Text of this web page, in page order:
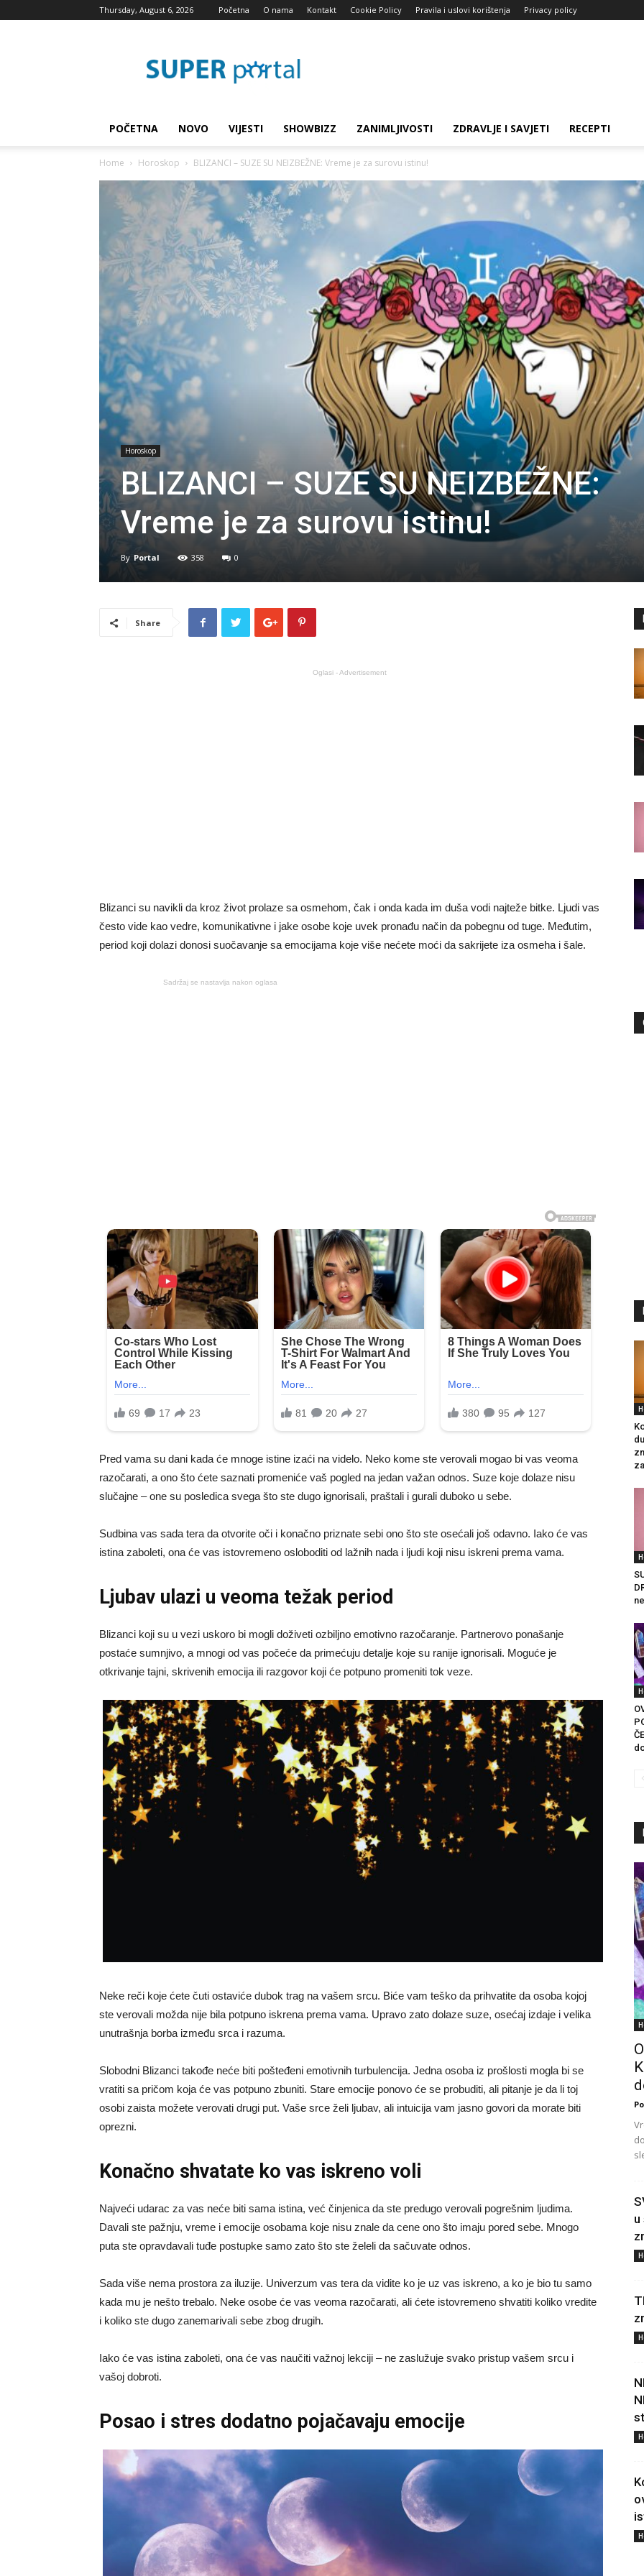
Thursday, August 6, 2026 Početna O nama Kontakt Cookie Policy Pravila i uslovi korištenja Privacy policy
blog
POČETNA NOVO VIJESTI SHOWBIZZ ZANIMLJIVOSTI ZDRAVLJE I SAVJETI RECEPTI
Home Horoskop BLIZANCI – SUZE SU NEIZBEŽNE: Vreme je za surovu istinu!
Horoskop
BLIZANCI – SUZE SU NEIZBEŽNE:
Vreme je za surovu istinu!
By Portal 358 0
Share
Oglasi - Advertisement
Blizanci su navikli da kroz život prolaze sa osmehom, čak i onda kada im duša vodi najteže bitke. Ljudi vas
često vide kao vedre, komunikativne i jake osobe koje uvek pronađu način da pobegnu od tuge. Međutim,
period koji dolazi donosi suočavanje sa emocijama koje više nećete moći da sakrijete iza osmeha i šale.
Sadržaj se nastavlja nakon oglasa
Pred vama su dani kada će mnoge istine izaći na videlo. Neko kome ste verovali mogao bi vas veoma
razočarati, a ono što ćete saznati promeniće vaš pogled na jedan važan odnos. Suze koje dolaze nisu
slučajne – one su posledica svega što ste dugo ignorisali, praštali i gurali duboko u sebe.
Sudbina vas sada tera da otvorite oči i konačno priznate sebi ono što ste osećali još odavno. Iako će vas
istina zaboleti, ona će vas istovremeno osloboditi od lažnih nada i ljudi koji nisu iskreni prema vama.
Ljubav ulazi u veoma težak period
Blizanci koji su u vezi uskoro bi mogli doživeti ozbiljno emotivno razočaranje. Partnerovo ponašanje
postaće sumnjivo, a mnogi od vas počeće da primećuju detalje koje su ranije ignorisali. Moguće je
otkrivanje tajni, skrivenih emocija ili razgovor koji će potpuno promeniti tok veze.
Neke reči koje ćete čuti ostaviće dubok trag na vašem srcu. Biće vam teško da prihvatite da osoba kojoj
ste verovali možda nije bila potpuno iskrena prema vama. Upravo zato dolaze suze, osećaj izdaje i velika
unutrašnja borba između srca i razuma.
Slobodni Blizanci takođe neće biti pošteđeni emotivnih turbulencija. Jedna osoba iz prošlosti mogla bi se
vratiti sa pričom koja će vas potpuno zbuniti. Stare emocije ponovo će se probuditi, ali pitanje je da li toj
osobi zaista možete verovati drugi put. Vaše srce želi ljubav, ali intuicija vam jasno govori da morate biti
oprezni.
Konačno shvatate ko vas iskreno voli
Najveći udarac za vas neće biti sama istina, već činjenica da ste predugo verovali pogrešnim ljudima.
Davali ste pažnju, vreme i emocije osobama koje nisu znale da cene ono što imaju pored sebe. Mnogo
puta ste opravdavali tuđe postupke samo zato što ste želeli da sačuvate odnos.
Sada više nema prostora za iluzije. Univerzum vas tera da vidite ko je uz vas iskreno, a ko je bio tu samo
kada mu je nešto trebalo. Neke osobe će vas veoma razočarati, ali ćete istovremeno shvatiti koliko vredite
i koliko ste dugo zanemarivali sebe zbog drugih.
Iako će vas istina zaboleti, ona će vas naučiti važnoj lekciji – ne zaslužuje svako pristup vašem srcu i
vašoj dobroti.
Posao i stres dodatno pojačavaju emocije
u